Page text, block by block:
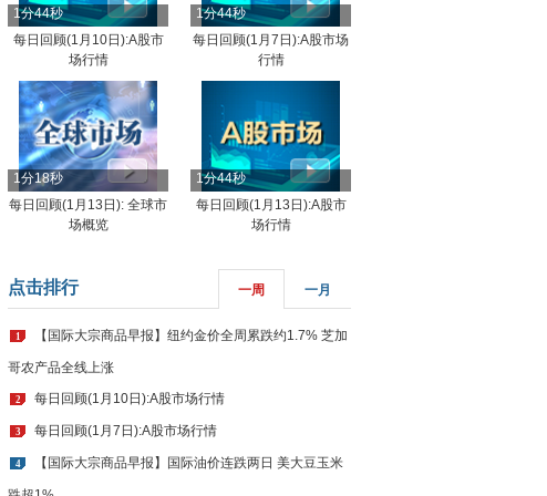
1分44秒
每日回顾(1月10日):A股市
场行情
1分44秒
每日回顾(1月7日):A股市场
行情
1分18秒
每日回顾(1月13日): 全球市
场概览
1分44秒
每日回顾(1月13日):A股市
场行情
点击排行 一周 一月
1 【国际大宗商品早报】纽约金价全周累跌约1.7% 芝加
哥农产品全线上涨
2 每日回顾(1月10日):A股市场行情
3 每日回顾(1月7日):A股市场行情
4 【国际大宗商品早报】国际油价连跌两日 美大豆玉米